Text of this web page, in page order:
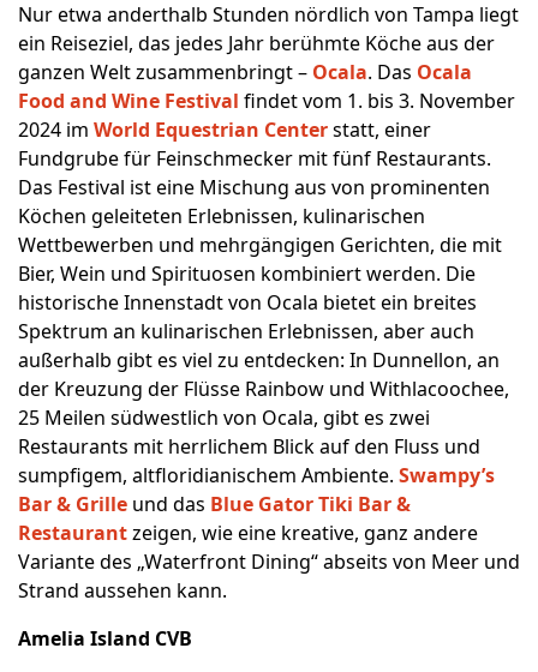
Nur etwa anderthalb Stunden nördlich von Tampa liegt
ein Reiseziel, das jedes Jahr berühmte Köche aus der
ganzen Welt zusammenbringt – Ocala. Das Ocala
Food and Wine Festival findet vom 1. bis 3. November
2024 im World Equestrian Centerstatt, einer
Fundgrube für Feinschmecker mit fünf Restaurants.
Das Festival ist eine Mischung aus von prominenten
Köchen geleiteten Erlebnissen, kulinarischen
Wettbewerben und mehrgängigen Gerichten, die mit
Bier, Wein und Spirituosen kombiniert werden. Die
historische Innenstadt von Ocala bietet ein breites
Spektrum an kulinarischen Erlebnissen, aber auch
außerhalb gibt es viel zu entdecken: In Dunnellon, an
der Kreuzung der Flüsse Rainbow und Withlacoochee,
25 Meilen südwestlich von Ocala, gibt es zwei
Restaurants mit herrlichem Blick auf den Fluss und
sumpfigem, altfloridianischem Ambiente. Swampy’s
Bar & Grille und das Blue Gator Tiki Bar &
Restaurantzeigen, wie eine kreative, ganz andere
Variante des „Waterfront Dining“ abseits von Meer und
Strand aussehen kann.
Amelia Island CVB